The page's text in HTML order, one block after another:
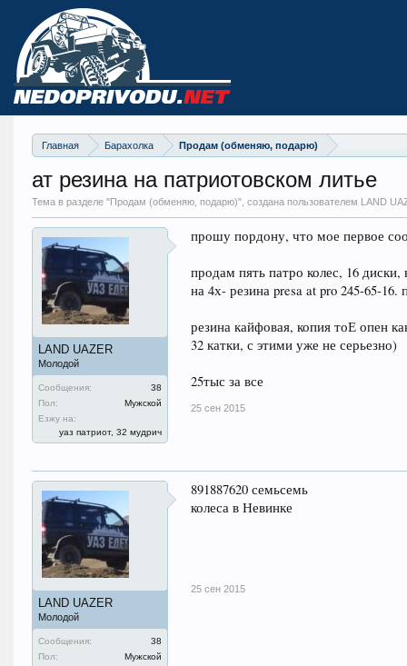
Главная Барахолка Продам (обменяю, подарю)
ат резина на патриотовском литье
Тема в разделе "Продам (обменяю, подарю)", создана пользователем LAND
LAND UAZER
Молодой
Сообщения:
38
Пол:
Мужской
Езжу на:
уаз патриот, 32 мудрич
прошу пордону, что мое первое
продам пять патро колес, 16
на 4х- резина presa at pro 245-65-
резина кайфовая, копия тоЕ опен
32 катки, с этими уже не серьезно)
25тыс за все
25 сен 2015
LAND UAZER
Молодой
Сообщения:
38
Пол:
Мужской
891887620 семьсемь
колеса в Невинке
25 сен 2015